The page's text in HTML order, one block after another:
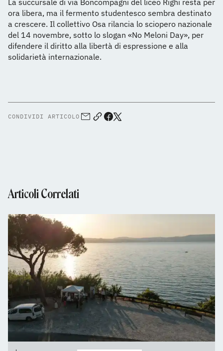
La succursale di via Boncompagni del liceo Righi resta per
ora libera, ma il fermento studentesco sembra destinato
a crescere. Il collettivo Osa rilancia lo sciopero nazionale
del 14 novembre, sotto lo slogan «No Meloni Day», per
difendere il diritto alla libertà di espressione e alla
solidarietà internazionale.
CONDIVIDI ARTICOLO
Articoli Correlati